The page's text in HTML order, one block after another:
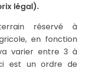
légal).
réservé à
en fonction
varier entre 3 à
est un ordre de